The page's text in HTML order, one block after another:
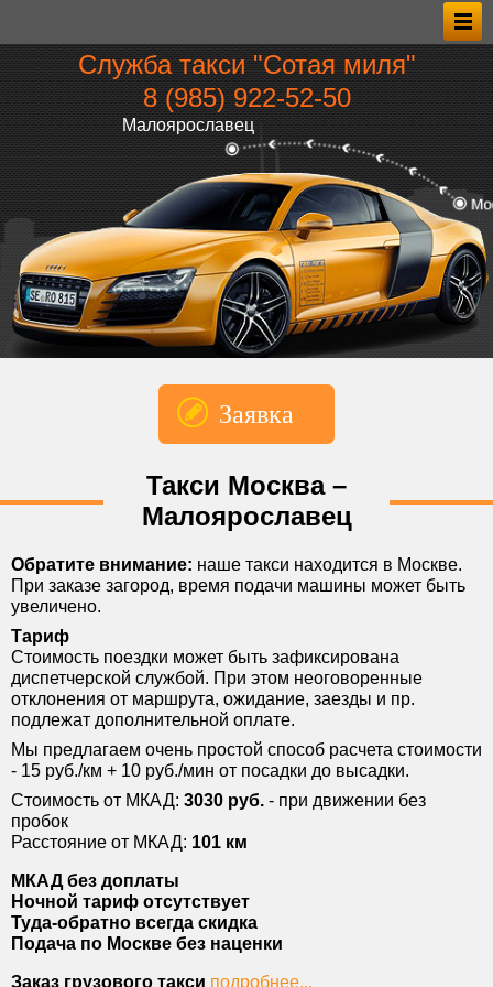
Малоярославец
Служба такси "Сотая миля"
8 (985) 922‑52‑50
Заявка
*Откуда
*Тел.
*Форма оплаты
Комментарии
Такси Москва –
Малоярославец
Обратите внимание: наше такси находится в Москве.
При заказе загород, время подачи машины может быть
увеличено.
Тариф
Стоимость поездки может быть зафиксирована
диспетчерской службой. При этом неоговоренные
отклонения от маршрута, ожидание, заезды и пр.
подлежат дополнительной оплате.
Мы предлагаем очень простой способ расчета стоимости
- 15 руб./км + 10 руб./мин от посадки до высадки.
Стоимость от МКАД: 3030 руб. - при движении без
пробок
Расстояние от МКАД: 101 км
МКАД без доплаты
Ночной тариф отсутствует
Туда-обратно всегда скидка
Подача по Москве без наценки
Заказ грузового такси подробнее...